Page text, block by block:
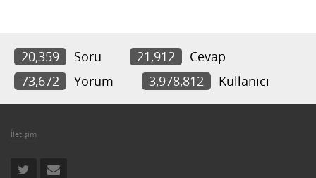
20,359 Soru 21,912
Cevap
73,672
Yorum 3,978,812 Kullanıcı
İletişim